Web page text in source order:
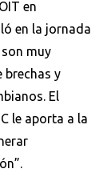
en
en la jornada
muy
brechas y
El
le aporta a la